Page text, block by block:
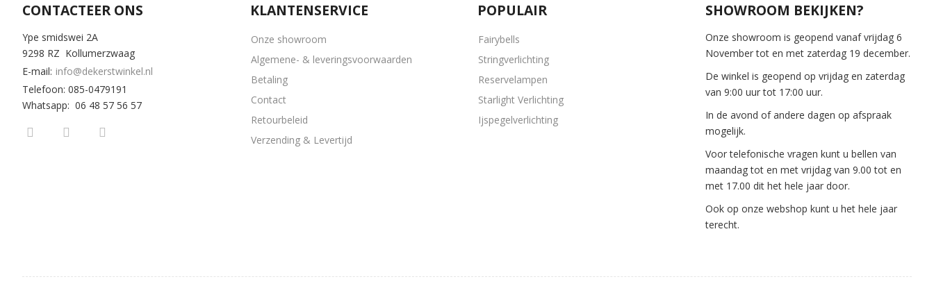
CONTACTEER ONS
Ype smidswei 2A
9298 RZ Kollumerzwaag
E-mail: info@dekerstwinkel.nl
Telefoon: 085-0479191
Whatsapp: 06 48 57 56 57
KLANTENSERVICE
Onze showroom
Algemene- & leveringsvoorwaarden
Betaling
Contact
Retourbeleid
Verzending & Levertijd
POPULAIR
Fairybells
Stringverlichting
Reservelampen
Starlight Verlichting
Ijspegelverlichting
SHOWROOM BEKIJKEN?
Onze showroom is geopend vanaf vrijdag 6
November tot en met zaterdag 19 december.
De winkel is geopend op vrijdag en zaterdag
van 9:00 uur tot 17:00 uur.
In de avond of andere dagen op afspraak
mogelijk.
Voor telefonische vragen kunt u bellen van
maandag tot en met vrijdag van 9.00 tot en
met 17.00 dit het hele jaar door.
Ook op onze webshop kunt u het hele jaar
terecht.